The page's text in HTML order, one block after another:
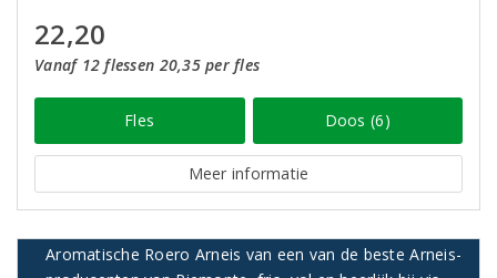
22,20
Vanaf 12 flessen 20,35 per fles
Fles Doos (6)
Meer informatie
Aromatische Roero Arneis van een van de beste Arneis-